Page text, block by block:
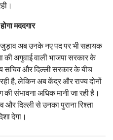
मददगार
जुड़ाव अब उनके नए पद पर भी सहायक
की अगुवाई वाली भाजपा सरकार के
सचिव और दिल्ली सरकार के बीच
है, लेकिन अब केंद्र और राज्य दोनों
संभावना अधिक मानी जा रही है।
और दिल्ली से उनका पुराना रिश्ता
देगा।